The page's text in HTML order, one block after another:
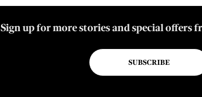
Sign up for more stories and special offers
SUBSCRIBE